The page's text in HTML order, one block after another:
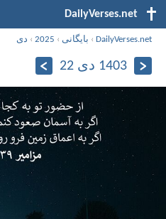
DailyVerses.net
DailyVerses.net
› بایگانی ›
2025
› دی
1403 دی 22